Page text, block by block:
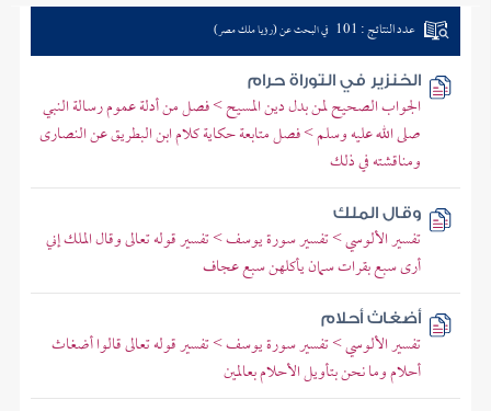
عدد النتائج : 101 في البحث عن (رؤيا ملك مصر)
الخنزير في التوراة حرام
الجواب الصحيح لمن بدل دين المسيح > فصل من أدلة عموم رسالة النبي
صلى الله عليه وسلم > فصل متابعة حكاية كلام ابن البطريق عن النصارى
ومناقشته في ذلك
وقال الملك
تفسير الألوسي > تفسير سورة يوسف > تفسير قوله تعالى وقال الملك إني
أرى سبع بقرات سمان يأكلهن سبع عجاف
أضغاث أحلام
تفسير الألوسي > تفسير سورة يوسف > تفسير قوله تعالى قالوا أضغاث
أحلام وما نحن بتأويل الأحلام بعالمين